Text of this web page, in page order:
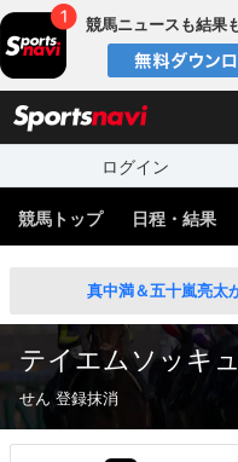
競馬ニュースも結果
ログイン
競馬トップ 日程・結果
真中満＆五十嵐亮太
テイエムソッキ
せん 登録抹消